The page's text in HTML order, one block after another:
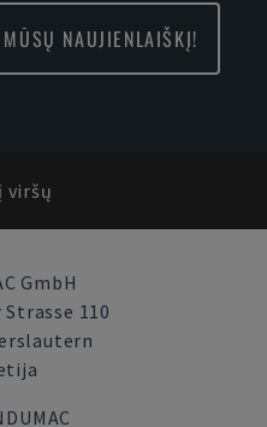
NAUJIENLAIŠKĮ!
viršų
GmbH
110